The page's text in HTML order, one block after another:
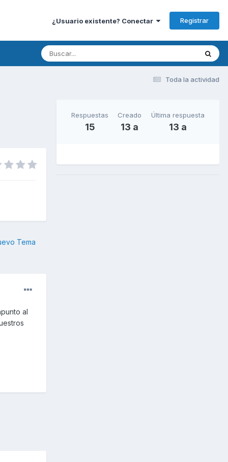
¿Usuario existente? Conectar Registrar
Toda la actividad
Tema
al
Respuestas
15
Creado
13 a
Última respuesta
13 a